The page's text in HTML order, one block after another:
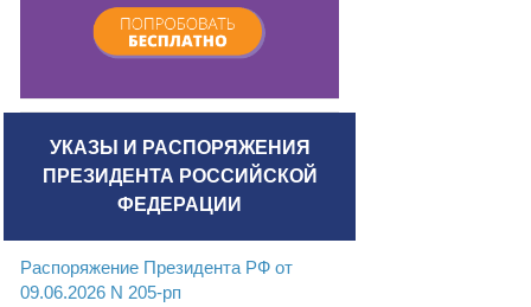
УКАЗЫ И РАСПОРЯЖЕНИЯ
ПРЕЗИДЕНТА РОССИЙСКОЙ
ФЕДЕРАЦИИ
Распоряжение Президента РФ от
09.06.2026 N 205-рп